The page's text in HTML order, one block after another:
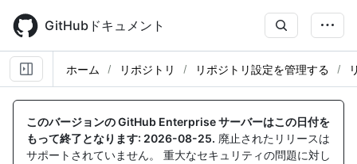
main
content
GitHubドキュメント
ホーム リポジトリ リポジトリ設定を管理する
このバージョンの GitHub Enterprise サーバーはこの日付を
もって終了となります: 2026-08-25. 廃止されたリリースは
サポートされていません。 重大なセキュリティの問題に対し